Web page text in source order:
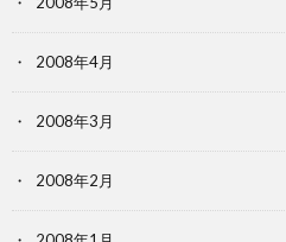
2008年4月
2008年3月
2008年2月